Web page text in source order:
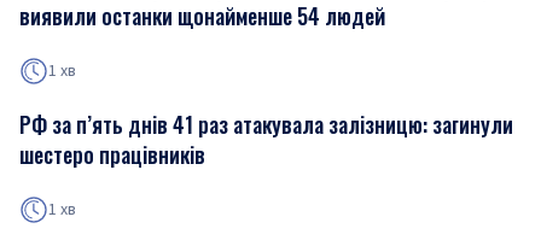
виявили останки щонайменше 54 людей
1 хв
РФ за п’ять днів 41 раз атакувала залізницю: загинули
шестеро працівників
1 хв